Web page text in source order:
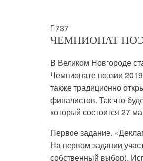
737
ЧЕМПИОНАТ
В Великом Новгороде
Чемпионате поэзии
также традиционно
финалистов. Так что
который состоится 27
Первое задание.
На первом задании
собственный выбор).